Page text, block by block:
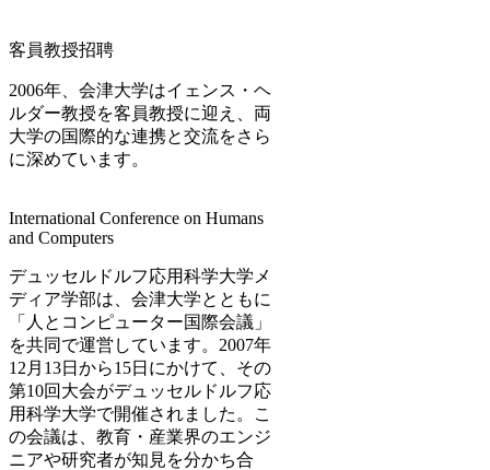
客員教授招聘
2006年、会津大学はイェンス・ヘ
ルダー教授を客員教授に迎え、両
大学の国際的な連携と交流をさら
に深めています。
International Conference on Humans
and Computers
デュッセルドルフ応用科学大学メ
ディア学部は、会津大学とともに
「人とコンピューター国際会議」
を共同で運営しています。2007年
12月13日から15日にかけて、その
第10回大会がデュッセルドルフ応
用科学大学で開催されました。こ
の会議は、教育・産業界のエンジ
ニアや研究者が知見を分かち合